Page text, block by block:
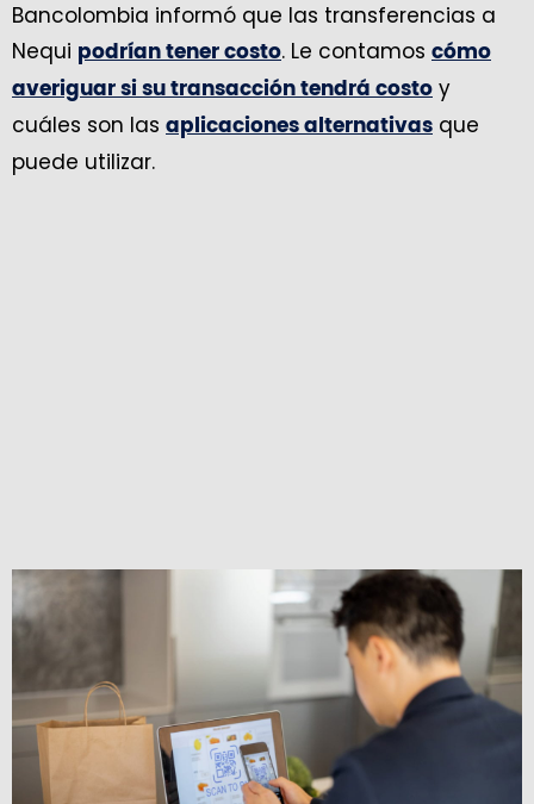
Bancolombia informó que las transferencias a
Nequi podrían tener costo. Le contamos cómo
averiguar si su transacción tendrá costo y
cuáles son las aplicaciones alternativas que
puede utilizar.